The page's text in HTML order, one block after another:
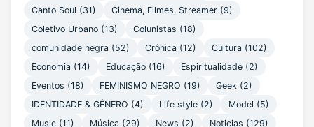
Canto Soul (31) Cinema, Filmes, Streamer (9)
Coletivo Urbano (13) Colunistas (18)
comunidade negra (52) Crônica (12) Cultura (102)
Economia (14) Educação (16) Espiritualidade (2)
Eventos (18) FEMINISMO NEGRO (19) Geek (2)
IDENTIDADE & GÊNERO (4) Life style (2) Model (5)
Music (11) Música (29) News (2) Noticias (129)